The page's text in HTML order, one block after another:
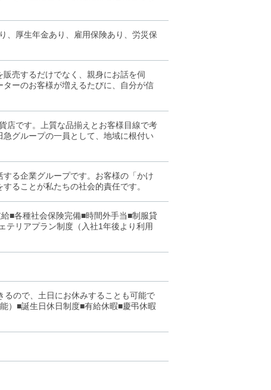
、厚生年金あり、雇用保険あり、労災保
売するだけでなく、親身にお話を伺
ーのお客様が増えるたびに、自分が信
店です。上質な品揃えとお客様目線で考
グループの一員として、地域に根付い
る企業グループです。お客様の「かけ
ることが私たちの社会的責任です。
■各種社会保険完備■時間外手当■制服貸
テリアプラン制度（入社1年後より利用
ので、土日にお休みすることも可能で
）■誕生日休日制度■有給休暇■慶弔休暇